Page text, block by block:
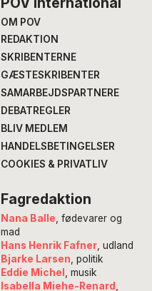
OM POV
REDAKTION
SKRIBENTERNE
GÆSTESKRIBENTER
SAMARBEJDSPARTNERE
DEBATREGLER
BLIV MEDLEM
HANDELSBETINGELSER
COOKIES & PRIVATLIV
Fagredaktion
Nana Balle , fødevarer og
mad
Hans Henrik Fafner, udland
Bjarke Larsen , politik
Eddie Michel
, musik
Isabella Miehe-Renard